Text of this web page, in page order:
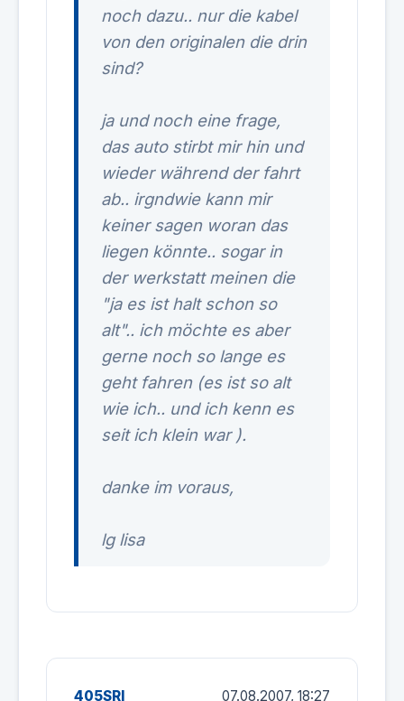
noch dazu.. nur die kabel
von den originalen die drin
sind?
ja und noch eine frage,
das auto stirbt mir hin und
wieder während der fahrt
ab.. irgndwie kann mir
keiner sagen woran das
liegen könnte.. sogar in
der werkstatt meinen die
"ja es ist halt schon so
alt".. ich möchte es aber
gerne noch so lange es
geht fahren (es ist so alt
wie ich.. und ich kenn es
seit ich klein war ).
danke im voraus,
lg lisa
405SRI 07.08.2007, 18:27